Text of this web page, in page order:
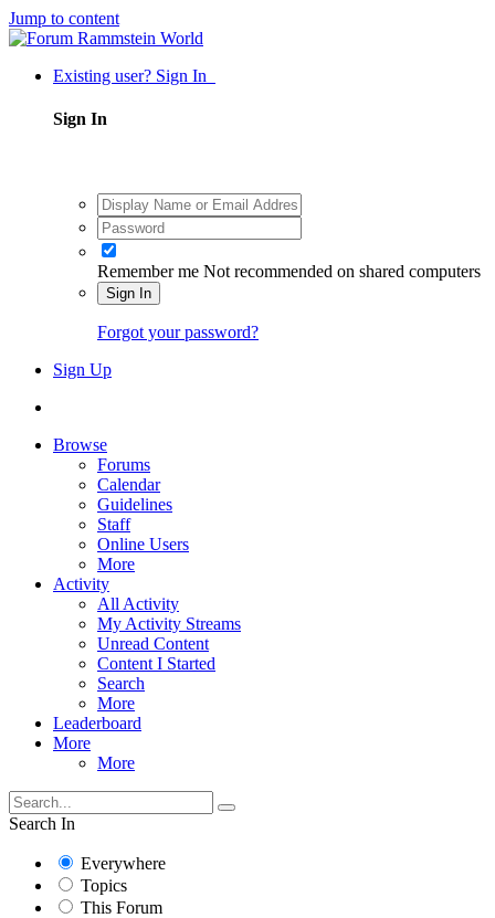
Jump to content
Existing user? Sign In
Sign In
Remember me Not recommended on shared computers
Sign In
Forgot your password?
Sign Up
Browse
Forums
Calendar
Guidelines
Staff
Online Users
More
Activity
All Activity
My Activity Streams
Unread Content
Content I Started
Search
More
Leaderboard
More
More
Search In
Everywhere
Topics
This Forum